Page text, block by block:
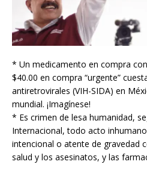
* Un medicamento en compra
$40.00 en compra “urgente”
antiretrovirales (VIH-SIDA) en
mundial. ¡Imagínese!
* Es crimen de lesa humanidad,
Internacional, todo acto
intencional o atente de gravedad
salud y los asesinatos, y las